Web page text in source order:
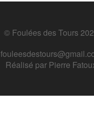
© Foulées des Tours
Réalisé par Pierre